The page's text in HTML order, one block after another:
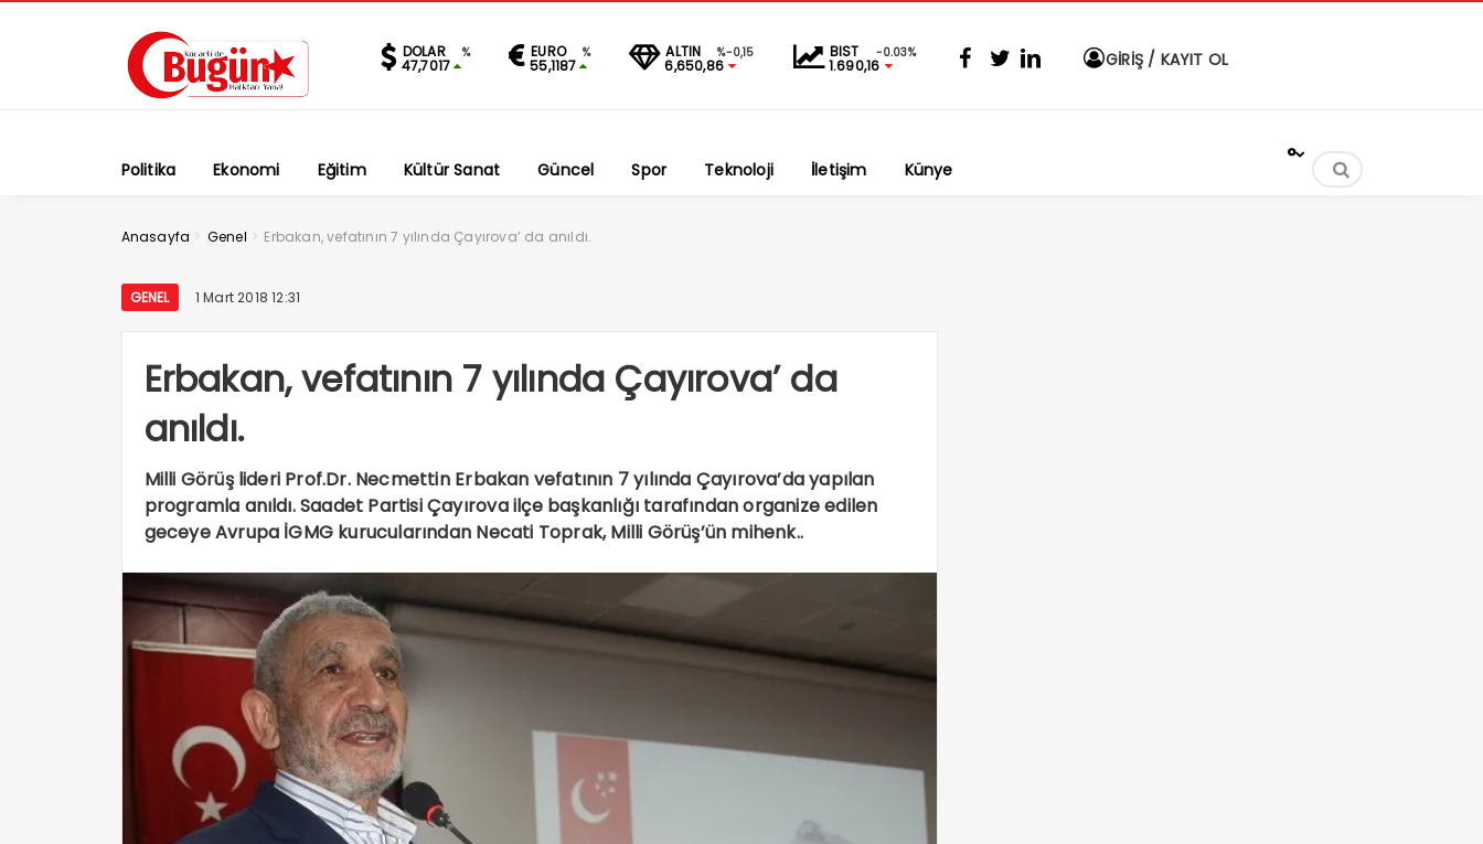
DOLAR %
47,7017
EURO %
55,1187
ALTIN %-0,15
6,650,86
BIST -0.03%
1.690,16 GİRİŞ / KAYIT OL
Politika Ekonomi Eğitim Kültür Sanat Güncel Spor Teknoloji İletişim Künye
°
Anasayfa > Genel > Erbakan, vefatının 7 yılında Çayırova’ da anıldı.
GENEL 1 Mart 2018 12:31
Erbakan, vefatının 7 yılında Çayırova’ da
anıldı.
Milli Görüş lideri Prof.Dr. Necmettin Erbakan vefatının 7 yılında Çayırova’da yapılan
programla anıldı. Saadet Partisi Çayırova ilçe başkanlığı tarafından organize edilen
geceye Avrupa İGMG kurucularından Necati Toprak, Milli Görüş’ün mihenk..